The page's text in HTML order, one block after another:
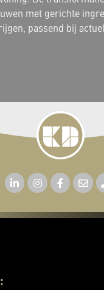
met gerichte
passend bij